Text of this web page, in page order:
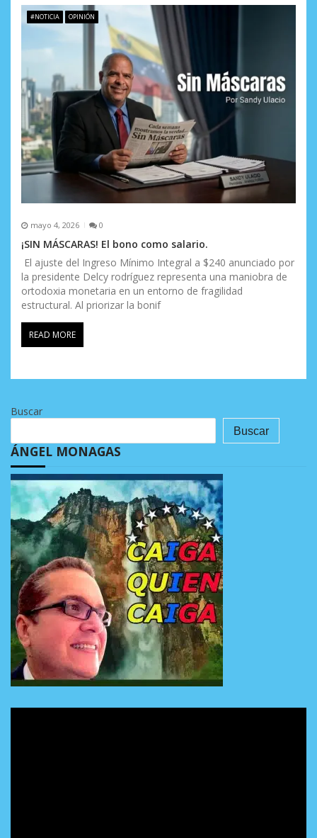
#NOTICIA OPINIÓN
mayo 4, 2026 0
¡SIN MÁSCARAS! El bono como salario.
El ajuste del Ingreso Mínimo Integral a $240 anunciado por
la presidente Delcy rodríguez representa una maniobra de
ortodoxia monetaria en un entorno de fragilidad
estructural. Al priorizar la bonif
READ MORE
Buscar
Buscar
ÁNGEL MONAGAS